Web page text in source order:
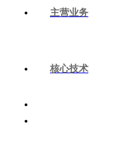
主营业务
核心技术